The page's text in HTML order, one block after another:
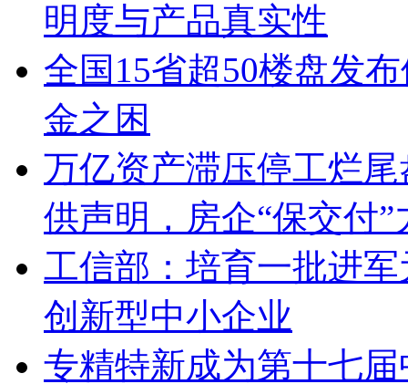
明度与产品真实性
全国15省超50楼盘发
金之困
万亿资产滞压停工烂
供声明，房企“保交付”
工信部：培育一批进
创新型中小企业
专精特新成为第十七